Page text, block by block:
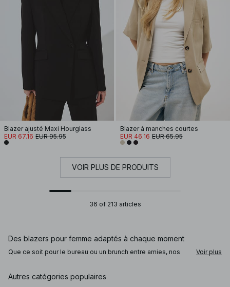
Blazer ajusté Maxi Hourglass
EUR 67.16 EUR 95.95
Blazer à manches courtes
EUR 46.16 EUR 65.95
VOIR PLUS DE PRODUITS
36 of 213 articles
Des blazers pour femme adaptés à chaque moment
Que ce soit pour le bureau ou un brunch entre amies, nos
et silhouette flatteuse, avec des gilets de costume, des
blazers en lin structurés ou des coupes plus décontractées.
Voir plus
Autres catégories populaires